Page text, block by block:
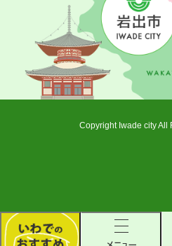
い
Copyright Iwade city All